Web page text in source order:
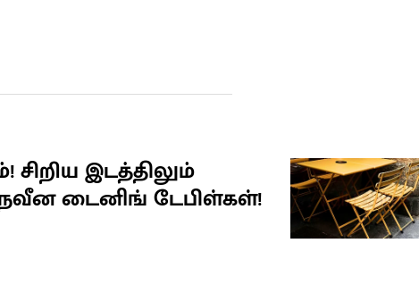
சிறிய இடத்திலும்
நவீன டைனிங் டேபிள்கள்!